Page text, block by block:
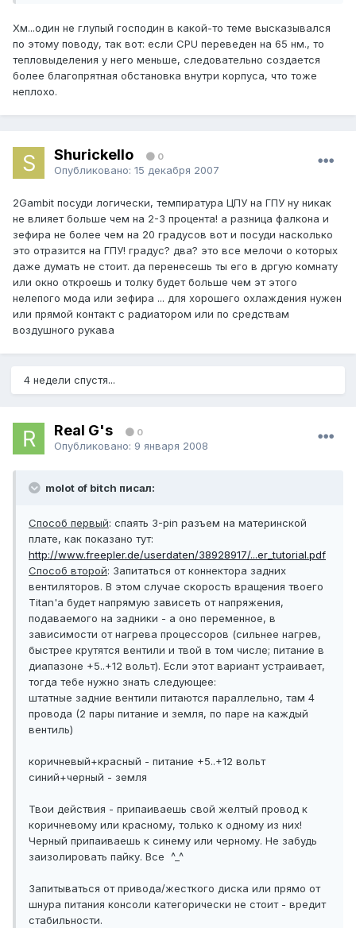
Хм...один не глупый господин в какой-то теме высказывался
по этому поводу, так вот: если CPU переведен на 65 нм., то
тепловыделения у него меньше, следовательно создается
более благопрятная обстановка внутри корпуса, что тоже
неплохо.
Shurickello 0
Опубликовано: 15 декабря 2007
2Gambit посуди логически, темпиратура ЦПУ на ГПУ ну никак
не влияет больше чем на 2-3 процента! а разница фалкона и
зефира не более чем на 20 градусов вот и посуди насколько
это отразится на ГПУ! градус? два? это все мелочи о которых
даже думать не стоит. да перенесешь ты его в дргую комнату
или окно откроешь и толку будет больше чем эт этого
нелепого мода или зефира ... для хорошего охлаждения нужен
или прямой контакт с радиатором или по средствам
воздушного рукава
4 недели спустя...
Real G's 0
Опубликовано: 9 января 2008
molot of bitch писал:
Способ первый: спаять 3-pin разъем на материнской
плате, как показано тут:
http://www.freepler.de/userdaten/38928917/...er_tutorial.pdf
Способ второй: Запитаться от коннектора задних
вентиляторов. В этом случае скорость вращения твоего
Titan'а будет напрямую зависеть от напряжения,
подаваемого на задники - а оно переменное, в
зависимости от нагрева процессоров (сильнее нагрев,
быстрее крутятся вентили и твой в том числе; питание в
диапазоне +5..+12 вольт). Если этот вариант устраивает,
тогда тебе нужно знать следующее:
штатные задние вентили питаются параллельно, там 4
провода (2 пары питание и земля, по паре на каждый
вентиль)
коричневый+красный - питание +5..+12 вольт
синий+черный - земля
Твои действия - припаиваешь свой желтый провод к
коричневому или красному, только к одному из них!
Черный припаиваешь к синему или черному. Не забудь
заизолировать пайку. Все ^_^
Запитываться от привода/жесткого диска или прямо от
шнура питания консоли категорически не стоит - вредит
стабильности.